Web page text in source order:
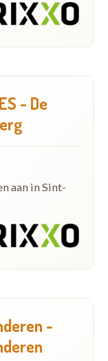
- De
aan in Sint-
-